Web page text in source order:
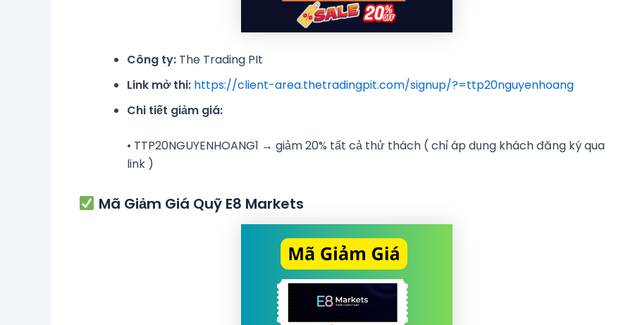
Công ty: The Trading PIt
Link mở thi: https://client-area.thetradingpit.com/signup/?=ttp20nguyenhoang
Chi tiết giảm giá:
• TTP20NGUYENHOANG1 → giảm 20% tất cả thử thách ( chỉ áp dụng khách đăng ký qua
link )
Mã Giảm Giá Quỹ E8 Markets